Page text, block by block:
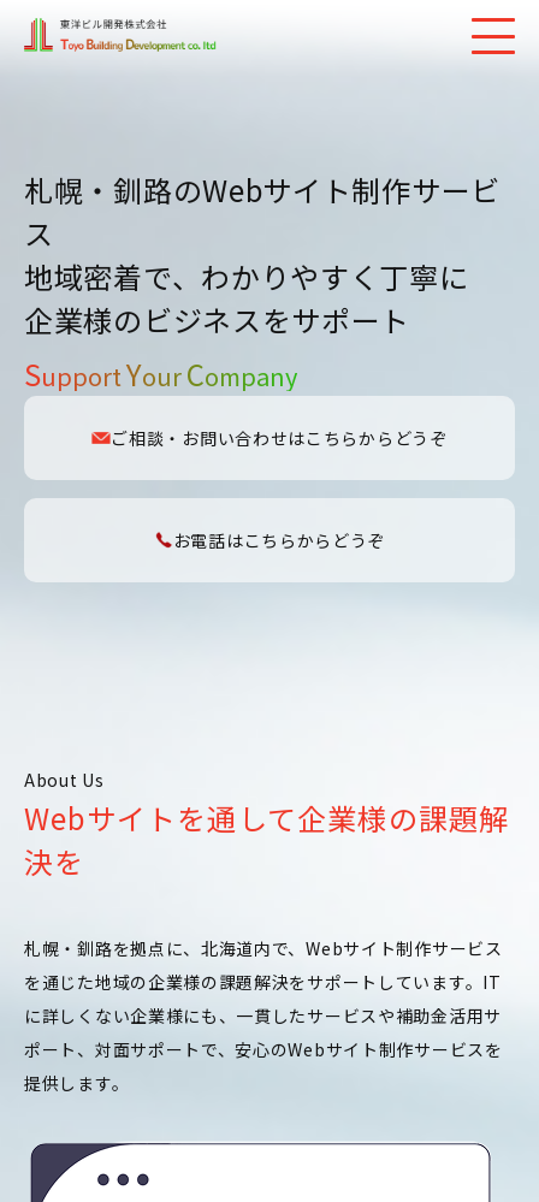
札幌・釧路のWebサイト制作サービ
ス
地域密着で、わかりやすく丁寧に
企業様のビジネスをサポート
SupportYourCompany
ご相談・お問い合わせはこちらからどうぞ
お電話はこちらからどうぞ
About Us
Webサイトを通して企業様の課題解
決を
札幌・釧路を拠点に、北海道内で、Webサイト制作サービス
を通じた地域の企業様の課題解決をサポートしています。IT
に詳しくない企業様にも、一貫したサービスや補助金活用サ
ポート、対面サポートで、安心のWebサイト制作サービスを
提供します。